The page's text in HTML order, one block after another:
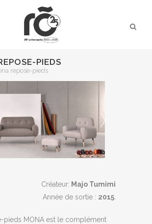
PIEDS
repose-pieds
Créateur: Majo Tumimi
Année de sortie : 2015
pieds MONA est le complément